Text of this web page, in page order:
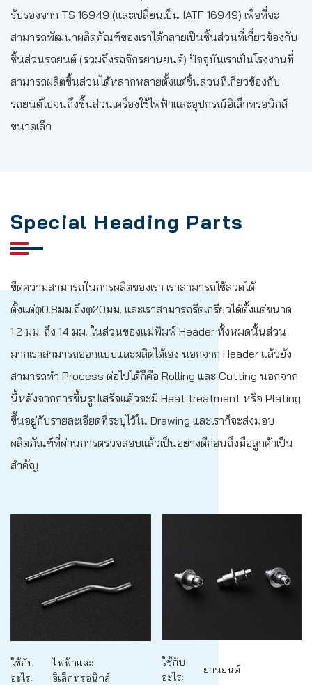
รับรองจาก TS 16949 (และเปลี่ยนเป็น IATF 16949) เพื่อที่จะ
สามารถพัฒนาผลิตภัณฑ์ของเราได้กลายเป็นชิ้นส่วนที่เกี่ยวข้องกับ
ชิ้นส่วนรถยนต์ (รวมถึงรถจักรยานยนต์) ปัจจุบันเราเป็นโรงงานที่
สามารถผลิตชิ้นส่วนได้หลากหลายตั้งแต่ชิ้นส่วนที่เกี่ยวข้องกับ
รถยนต์ไปจนถึงชิ้นส่วนเครื่องใช้ไฟฟ้าและอุปกรณ์อิเล็กทรอนิกส์
ขนาดเล็ก
ใช้กับ
อะไร:
ไฟฟ้าและ
อิเล็กทรอนิกส์
ใช้กับ
อะไร:
ยานยนต์
Special Heading Parts
ขีดความสามารถในการผลิตของเรา เราสามารถใช้ลวดได้
ตั้งแต่φ0.8มม.ถึงφ20มม. และเราสามารถรีดเกรียวได้ตั้งแต่ขนาด
1.2 มม. ถึง 14 มม. ในส่วนของแม่พิมพ์ Header ทั้งหมดนั้นส่วน
มากเราสามารถออกแบบและผลิตได้เอง นอกจาก Header แล้วยัง
สามารถทำ Process ต่อไปได้ก็คือ Rolling และ Cutting นอกจาก
นี้หลังจากการขึ้นรูปเสร็จแล้วจะมี Heat treatment หรือ Plating
ขึ้นอยู่กับรายละเอียดที่ระบุไว้ใน Drawing และเราก็จะส่งมอบ
ผลิตภัณฑ์ที่ผ่านการตรวจสอบแล้วเป็นอย่างดีก่อนถึงมือลูกค้าเป็น
สำคัญ